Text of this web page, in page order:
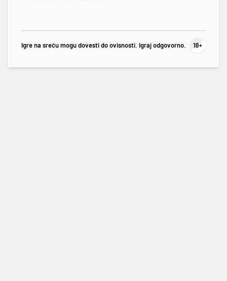
Igre na sreću mogu dovesti do ovisnosti. Igraj odgovorno.